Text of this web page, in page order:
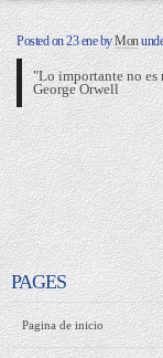
Posted on23 enebyMon
"Lo importante no es
George Orwell
PAGES
Pagina de inicio